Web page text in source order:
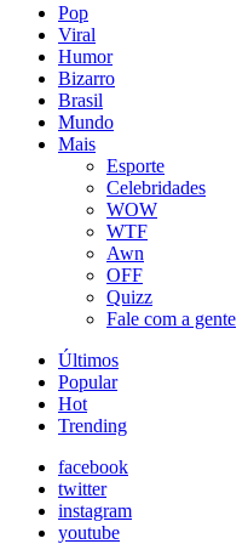
Pop
Viral
Humor
Bizarro
Brasil
Mundo
Mais
Esporte
Celebridades
WOW
WTF
Awn
OFF
Quizz
Fale com a gente
Últimos
Popular
Hot
Trending
facebook
twitter
instagram
youtube